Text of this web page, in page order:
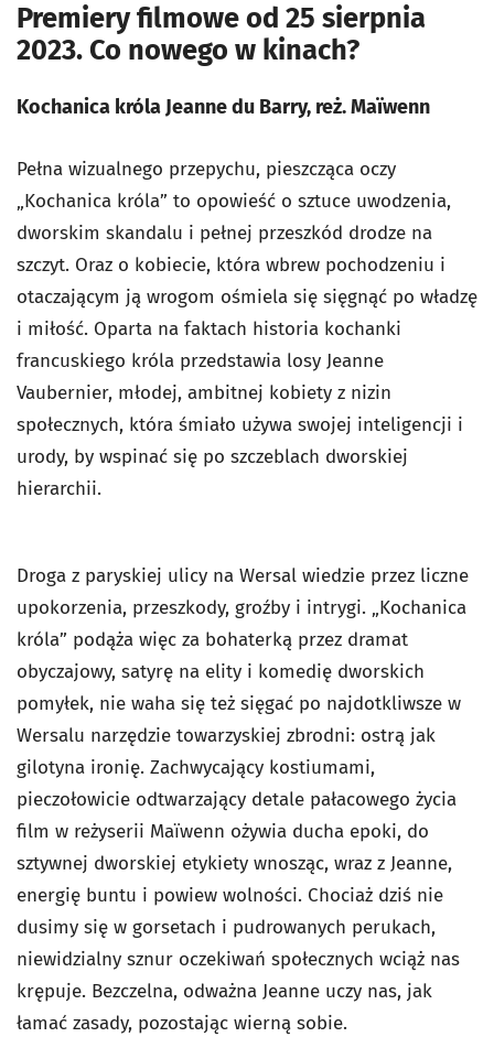
Premiery filmowe od 25 sierpnia
2023. Co nowego w kinach?
Kochanica króla Jeanne du Barry, reż. Maïwenn
Pełna wizualnego przepychu, pieszcząca oczy
„Kochanica króla” to opowieść o sztuce uwodzenia,
dworskim skandalu i pełnej przeszkód drodze na
szczyt. Oraz o kobiecie, która wbrew pochodzeniu i
otaczającym ją wrogom ośmiela się sięgnąć po władzę
i miłość. Oparta na faktach historia kochanki
francuskiego króla przedstawia losy Jeanne
Vaubernier, młodej, ambitnej kobiety z nizin
społecznych, która śmiało używa swojej inteligencji i
urody, by wspinać się po szczeblach dworskiej
hierarchii.
Droga z paryskiej ulicy na Wersal wiedzie przez liczne
upokorzenia, przeszkody, groźby i intrygi. „Kochanica
króla” podąża więc za bohaterką przez dramat
obyczajowy, satyrę na elity i komedię dworskich
pomyłek, nie waha się też sięgać po najdotkliwsze w
Wersalu narzędzie towarzyskiej zbrodni: ostrą jak
gilotyna ironię. Zachwycający kostiumami,
pieczołowicie odtwarzający detale pałacowego życia
film w reżyserii Maïwenn ożywia ducha epoki, do
sztywnej dworskiej etykiety wnosząc, wraz z Jeanne,
energię buntu i powiew wolności. Chociaż dziś nie
dusimy się w gorsetach i pudrowanych perukach,
niewidzialny sznur oczekiwań społecznych wciąż nas
krępuje. Bezczelna, odważna Jeanne uczy nas, jak
łamać zasady, pozostając wierną sobie.